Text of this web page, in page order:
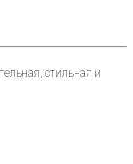
стильная и